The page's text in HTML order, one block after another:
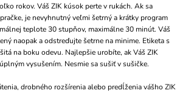
rokov. Váš ZIK kúsok perte v rukách. Ak sa
je nevyhnutný veľmi šetrný a krátky program
teplote 30 stupňov, maximálne 30 minút. Váš
naopak a odstreďujte šetrne na minime. Etiketa s
na boku odevu. Najlepšie urobíte, ak Váš ZIK
vysušením. Nesmie sa sušiť v sušičke.
drobného rozšírenia alebo predĺženia vášho ZIK